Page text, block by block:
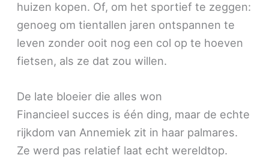
huizen kopen. Of, om het sportief te zeggen:
genoeg om tientallen jaren ontspannen te
leven zonder ooit nog een col op te hoeven
fietsen, als ze dat zou willen.
De late bloeier die alles won
Financieel succes is één ding, maar de echte
rijkdom van Annemiek zit in haar palmares.
Ze werd pas relatief laat echt wereldtop.